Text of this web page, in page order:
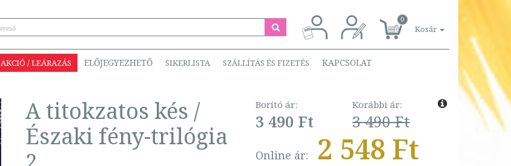
0
Kosár
AKCIÓ / LEÁRAZÁS ELŐJEGYEZHETŐ SIKERLISTA SZÁLLÍTÁS ÉS FIZETÉS KAPCSOLAT
A titokzatos kés /
Északi fény-trilógia
Borító ár:
3 490 Ft
Korábbi ár:
3 490 Ft
Online ár: 2 548 Ft